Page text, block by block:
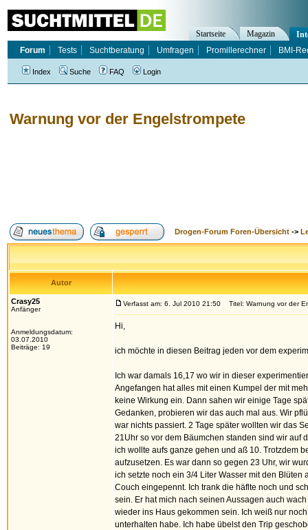
Warnung vor der Engelstrompete
Drogen-Forum Foren-Übersicht ->
Autor
Crasy25
Anfänger
Anmeldungsdatum:
03.07.2010
Beiträge: 19
Verfasst am: 6. Jul 2010 21:50 Titel: Warnung vor der
Hi,
ich möchte in diesen Beitrag jeden vor dem
Ich war damals 16,17 wo wir in dieser
Angefangen hat alles mit einen Kumpel der mit
keine Wirkung ein. Dann sahen wir einige Tage
Gedanken, probieren wir das auch mal aus. Wir
war nichts passiert. 2 Tage später wollten wir das
21Uhr so vor dem Bäumchen standen sind wir auf
ich wollte aufs ganze gehen und aß 10. Trotzdem
aufzusetzen. Es war dann so gegen 23 Uhr, wir
ich setzte noch ein 3/4 Liter Wasser mit den
Couch eingepennt. Ich trank die häflte noch und
sein. Er hat mich nach seinen Aussagen auch
wieder ins Haus gekommen sein. Ich weiß nur
unterhalten habe. Ich habe übelst den Trip
Startseite Magazin
Forum
Tests Suchtberatung Umfragen Promillerechner BMI-
Index Suche FAQ Login